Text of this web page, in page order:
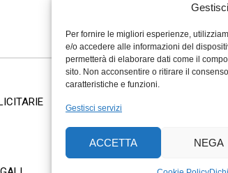
Per fornire le migliori esperienze,
e/o accedere alle informazioni del
permetterà di elaborare dati come il
sito. Non acconsentire o ritirare il
caratteristiche e funzioni.
Gestisci servizi
ACCETTA NEGA
MIGROS TICINO
PERCENTO
MIGROS TICINO